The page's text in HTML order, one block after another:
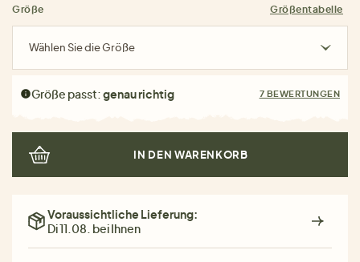
Größe Größentabelle
Wählen Sie die Größe
Größe passt:genau richtig 7 BEWERTUNGEN
IN DEN WARENKORB
Voraussichtliche Lieferung:
Di 11.08. bei Ihnen